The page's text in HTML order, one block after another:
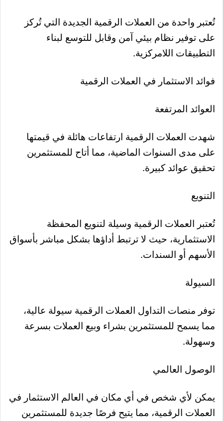
تُعتبر واحدة من العملات الرقمية الجديدة التي تُركز
على توفير نظام بيئي آمن وقابل للتوسع لبناء
التطبيقات اللامركزية.
فوائد الاستثمار في العملات الرقمية
العوائد المرتفعة
شهدت العملات الرقمية ارتفاعات هائلة في قيمتها
على مدى السنوات الماضية، مما أتاح للمستثمرين
تحقيق عوائد كبيرة.
التنويع
تُعتبر العملات الرقمية وسيلة لتنويع المحفظة
الاستثمارية، حيث لا ترتبط أداؤها بشكل مباشر بأسواق
الأسهم أو السندات.
السيولة
توفر منصات التداول العملات الرقمية سيولة عالية،
مما يسمح للمستثمرين بشراء وبيع العملات بسرعة
وسهولة.
الوصول العالمي
يمكن لأي شخص في أي مكان في العالم الاستثمار في
العملات الرقمية، مما يتيح فرصًا جديدة للمستثمرين